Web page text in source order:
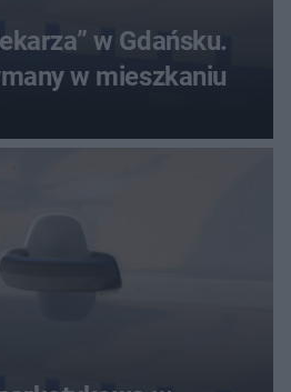
w Gdańsku.
w mieszkaniu